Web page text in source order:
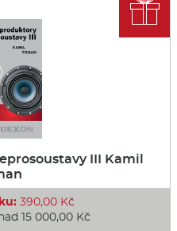
III Kamil
390,00 Kč
15 000,00 Kč
